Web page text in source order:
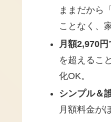
ままだから
ことなく、
月額2,970
を超えるこ
化OK。
シンプル＆
月額料金が